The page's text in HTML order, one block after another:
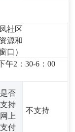
社区
源和
口）
午2：30-6：00
是否
支持
网上
支付
不支持